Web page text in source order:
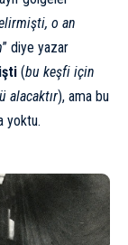
o an
” diye yazar
(bu keşfi için
alacaktır), ama bu
yoktu.